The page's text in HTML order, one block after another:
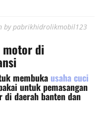
bypabrikhidrolikmobil123
motordi
membuka usaha cuci
untuk pemasangan
daerah banten dan